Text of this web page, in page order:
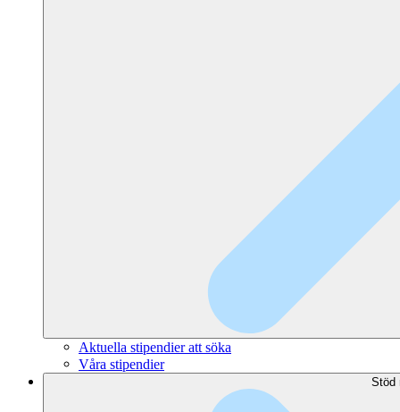
Aktuella stipendier att söka
Våra stipendier
Stöd